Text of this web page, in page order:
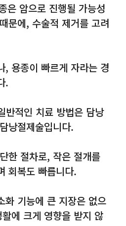
은 암으로 진행될 가능성
문에, 수술적 제거를 고려
, 용종이 빠르게 자라는 경
.
반적인 치료 방법은 담낭
낭절제술입니다.
한 절차로, 작은 절개를
회복도 빠릅니다.
화 기능에 큰 지장은 없으
에 크게 영향을 받지 않